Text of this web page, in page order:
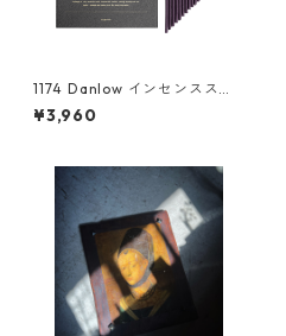
1174 Danlow インセンスステ
ィック-LUVIHAS(ルヴィハス)
-
¥3,960